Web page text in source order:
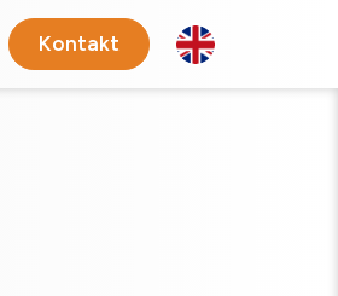
Kontakt